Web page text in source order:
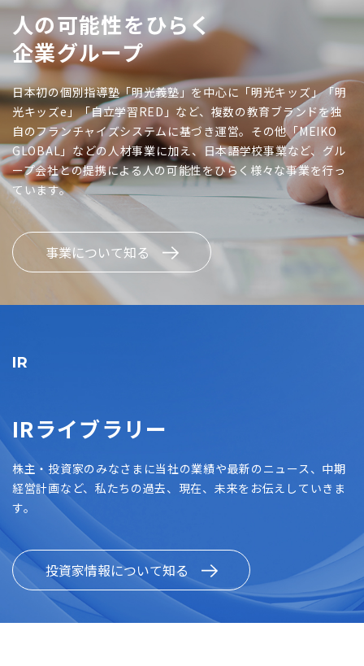
人の可能性をひらく
企業グループ
日本初の個別指導塾「明光義塾」を中心に「明光キッズ」「明
光キッズe」「自立学習RED」など、複数の教育ブランドを独
自のフランチャイズシステムに基づき運営。その他「MEIKO
GLOBAL」などの人材事業に加え、日本語学校事業など、グル
ープ会社との提携による人の可能性をひらく様々な事業を行っ
ています。
事業について知る
IR
IRライブラリー
株主・投資家のみなさまに当社の業績や最新のニュース、中期
経営計画など、私たちの過去、現在、未来をお伝えしていきま
す。
投資家情報について知る